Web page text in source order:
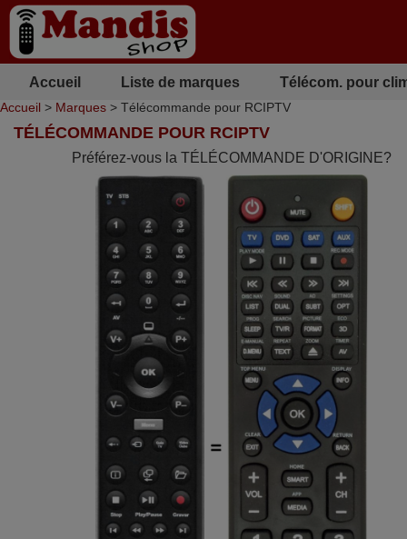
Accueil Liste de marques Télécom. pour
Accueil > Marques > Télécommande pour RCIPTV
TÉLÉCOMMANDE POUR RCIPTV
Préférez-vous la TÉLÉCOMMANDE D'ORIGINE?